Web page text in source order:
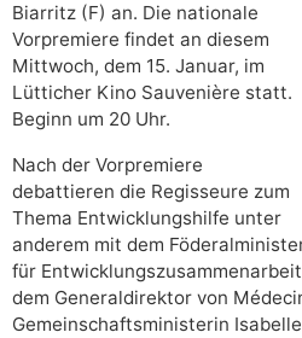
Biarritz (F) an. Die nationale
Vorpremiere findet an diesem
Mittwoch, dem 15. Januar, im
Lütticher Kino Sauvenière statt.
Beginn um 20 Uhr.
Nach der Vorpremiere
debattieren die Regisseure zum
Thema Entwicklungshilfe unter
anderem mit dem
für
dem Generaldirektor von
Gemeinschaftsministerin